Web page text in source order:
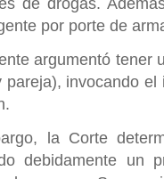
por porte de
argumentó tener
pareja), invocando
la Corte
debidamente un